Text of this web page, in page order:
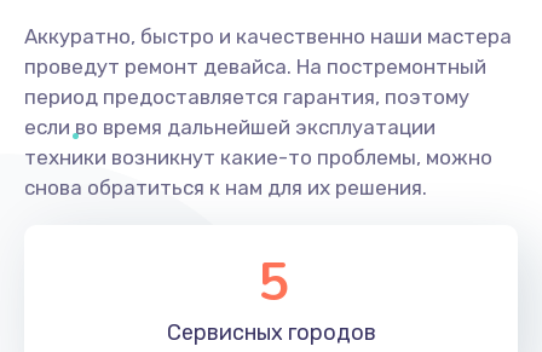
Аккуратно, быстро и качественно наши мастера
проведут ремонт девайса. На постремонтный
период предоставляется гарантия, поэтому
если во время дальнейшей эксплуатации
техники возникнут какие-то проблемы, можно
снова обратиться к нам для их решения.
5
Сервисных городов